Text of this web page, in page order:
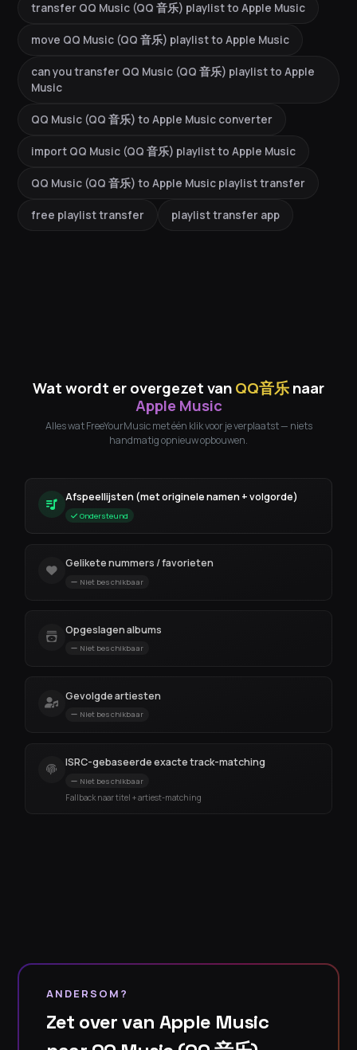
transfer QQ Music (QQ 音乐) playlist to Apple Music
move QQ Music (QQ 音乐) playlist to Apple Music
can you transfer QQ Music (QQ 音乐) playlist to Apple
Music
QQ Music (QQ 音乐) to Apple Music converter
import QQ Music (QQ 音乐) playlist to Apple Music
QQ Music (QQ 音乐) to Apple Music playlist transfer
free playlist transfer playlist transfer app
Wat wordt er overgezet vanQQ音乐naar
Apple Music
Alles wat FreeYourMusic met één klik voor je verplaatst — niets
handmatig opnieuw opbouwen.
Afspeellijsten (met originele namen + volgorde)
Ondersteund
Gelikete nummers / favorieten
Niet beschikbaar
Opgeslagen albums
Niet beschikbaar
Gevolgde artiesten
Niet beschikbaar
ISRC-gebaseerde exacte track-matching
Niet beschikbaar
Fallback naar titel + artiest-matching
ANDERSOM?
Zet over van Apple Music